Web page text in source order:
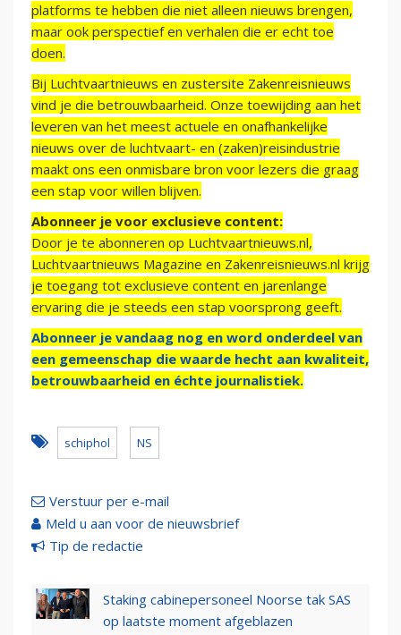
platforms te hebben die niet alleen nieuws brengen,
maar ook perspectief en verhalen die er echt toe
doen.
Bij Luchtvaartnieuws en zustersite Zakenreisnieuws
vind je die betrouwbaarheid. Onze toewijding aan het
leveren van het meest actuele en onafhankelijke
nieuws over de luchtvaart- en (zaken)reisindustrie
maakt ons een onmisbare bron voor lezers die graag
een stap voor willen blijven.
Abonneer je voor exclusieve content:
Door je te abonneren op Luchtvaartnieuws.nl,
Luchtvaartnieuws Magazine en Zakenreisnieuws.nl krijg
je toegang tot exclusieve content en jarenlange
ervaring die je steeds een stap voorsprong geeft.
Abonneer je vandaag nog en word onderdeel van
een gemeenschap die waarde hecht aan kwaliteit,
betrouwbaarheid en échte journalistiek.
schiphol NS
Verstuur per e-mail
Meld u aan voor de nieuwsbrief
Tip de redactie
Staking cabinepersoneel Noorse tak SAS
op laatste moment afgeblazen